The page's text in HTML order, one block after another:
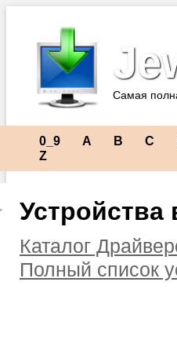
Самая
0_9 A B C
Z
Каталог
Полный список